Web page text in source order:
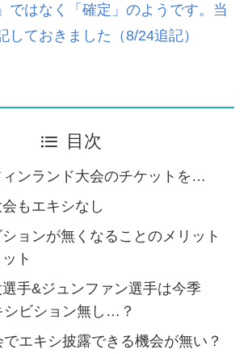
ではなく「確定」のようです。当
しておきました（8/24追記）
目次
ンランド大会のチケットを…
もエキシなし
ョンが無くなることのメリット
ト
手&ジュンファン選手は今季
シビション無し…？
エキシ披露できる機会が無い？